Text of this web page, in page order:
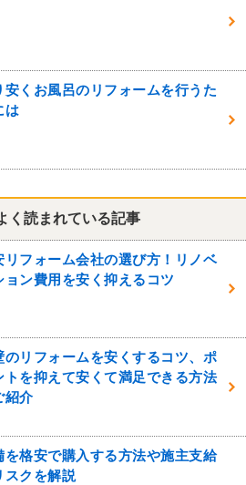
安くお風呂のリフォームを行うた
は
く読まれている記事
リフォーム会社の選び方！リノベ
ョン費用を安く抑えるコツ
のリフォームを安くするコツ、ポ
トを抑えて安くて満足できる方法
紹介
を格安で購入する方法や施主支給
スクを解説